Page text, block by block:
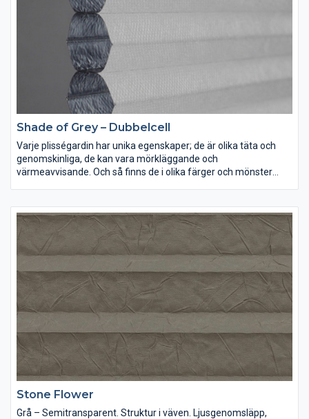
Shade of Grey – Dubbelcell
Varje plisségardin har unika egenskaper; de är olika täta och
genomskinliga, de kan vara mörkläggande och
värmeavvisande. Och så finns de i olika färger och mönster
Stone Flower
Grå – Semitransparent. Struktur i väven. Ljusgenomsläpp,